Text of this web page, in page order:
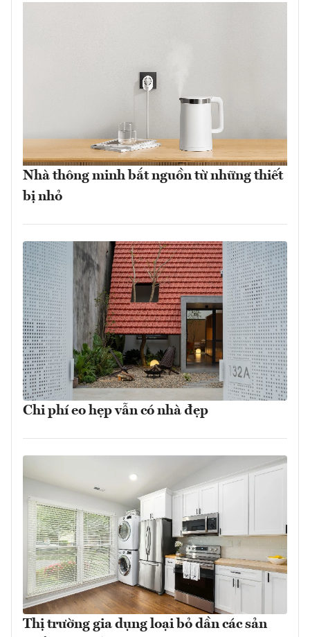
Nhà thông minh bắt nguồn từ những thiết
bị nhỏ
Chi phí eo hẹp vẫn có nhà đẹp
Thị trường gia dụng loại bỏ dần các sản